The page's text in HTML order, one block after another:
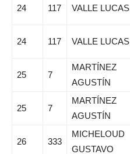
24 117 VALLE LUCAS
24 117 VALLE LUCAS
25 7
MARTÍNEZ
AGUSTÍN
25 7
MARTÍNEZ
AGUSTÍN
26 333
MICHELOUD
GUSTAVO